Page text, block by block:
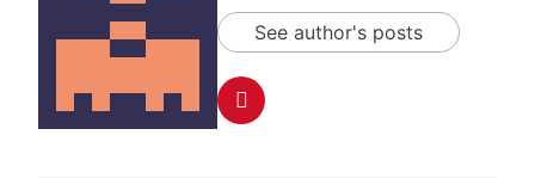
eliminar otro capítulo
Incidentes frente al
Congreso durante la
protesta contra la
See author's posts